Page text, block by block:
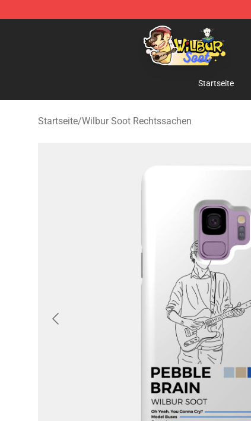
Wilbur Soot Shop - Official Wilbur Soot
Startseite
Startseite/Wilbur Soot Rechtssachen